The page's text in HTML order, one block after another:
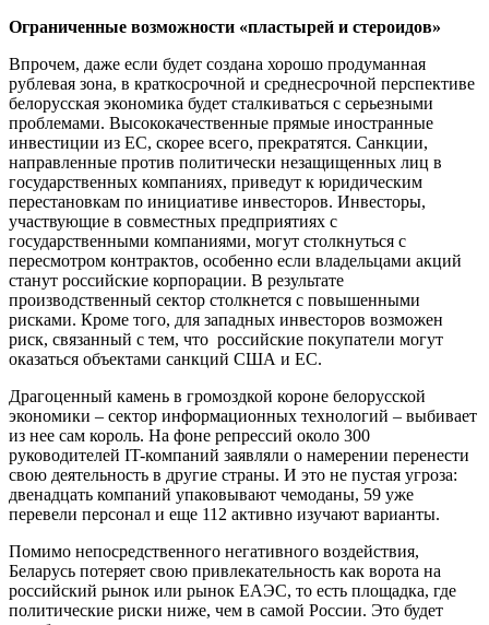
Ограниченные возможности «пластырей и стероидов»
Впрочем, даже если будет создана хорошо продуманная
рублевая зона, в краткосрочной и среднесрочной перспективе
белорусская экономика будет сталкиваться с серьезными
проблемами. Высококачественные прямые иностранные
инвестиции из ЕС, скорее всего, прекратятся. Санкции,
направленные против политически незащищенных лиц в
государственных компаниях, приведут к юридическим
перестановкам по инициативе инвесторов. Инвесторы,
участвующие в совместных предприятиях с
государственными компаниями, могут столкнуться с
пересмотром контрактов, особенно если владельцами акций
станут российские корпорации. В результате
производственный сектор столкнется с повышенными
рисками. Кроме того, для западных инвесторов возможен
риск, связанный с тем, что российские покупатели могут
оказаться объектами санкций США и ЕС.
Драгоценный камень в громоздкой короне белорусской
экономики – сектор информационных технологий – выбивает
из нее сам король. На фоне репрессий около 300
руководителей IT-компаний заявляли о намерении перенести
свою деятельность в другие страны. И это не пустая угроза:
двенадцать компаний упаковывают чемоданы, 59 уже
перевели персонал и еще 112 активно изучают варианты.
Помимо непосредственного негативного воздействия,
Беларусь потеряет свою привлекательность как ворота на
российский рынок или рынок ЕАЭС, то есть площадка, где
политические риски ниже, чем в самой России. Это будет